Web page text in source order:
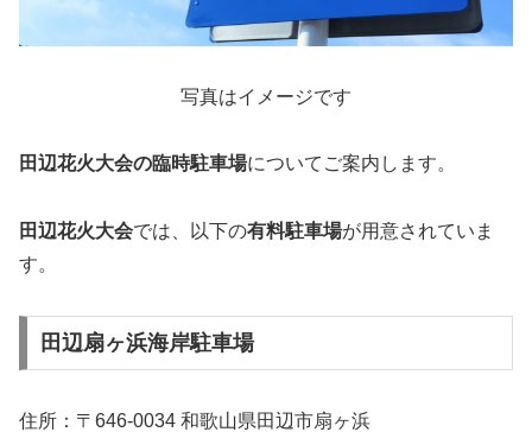
写真はイメージです
田辺花火大会の臨時駐車場についてご案内します。
田辺花火大会では、以下の有料駐車場が用意されていま
す。
田辺扇ヶ浜海岸駐車場
住所：〒646-0034 和歌山県田辺市扇ヶ浜